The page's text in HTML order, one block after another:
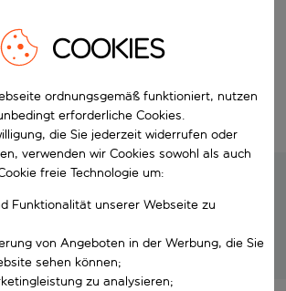
wählen
deinen perfekten Urlaub
zu unschlagbaren Preisen!
COOKIES
ordnungsgemäß funktioniert, nutzen
erforderliche Cookies.
die Sie jederzeit widerrufen oder
verwenden wir Cookies sowohl als auch
freie Technologie um:
Funktionalität unserer Webseite zu
von Angeboten in der Werbung, die Sie
sehen können;
zu analysieren;